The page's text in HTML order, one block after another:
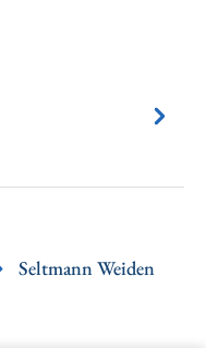
Seltmann Weiden